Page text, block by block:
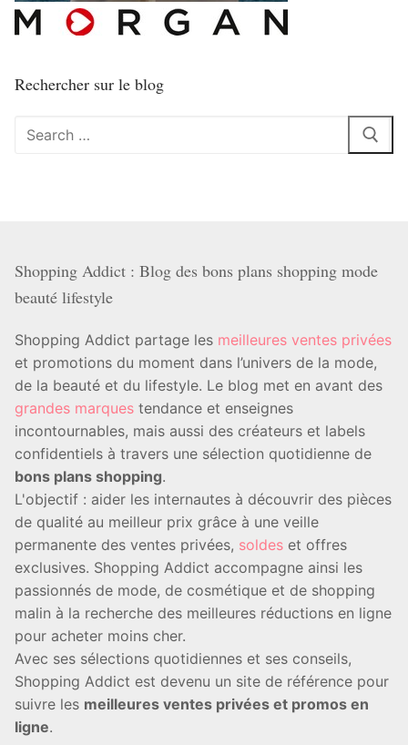
Rechercher sur le blog
Rechercher
Shopping Addict : Blog des bons plans shopping mode
beauté lifestyle
Shopping Addict partage les meilleures ventes privées
et promotions du moment dans l’univers de la mode,
de la beauté et du lifestyle. Le blog met en avant des
grandes marques tendance et enseignes
incontournables, mais aussi des créateurs et labels
confidentiels à travers une sélection quotidienne de
bons plans shopping.
L'objectif : aider les internautes à découvrir des pièces
de qualité au meilleur prix grâce à une veille
permanente des ventes privées, soldes et offres
exclusives. Shopping Addict accompagne ainsi les
passionnés de mode, de cosmétique et de shopping
malin à la recherche des meilleures réductions en ligne
pour acheter moins cher.
Avec ses sélections quotidiennes et ses conseils,
Shopping Addict est devenu un site de référence pour
suivre les meilleures ventes privées et promos en
ligne.